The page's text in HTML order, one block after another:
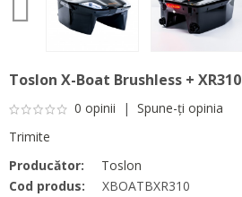
Toslon X-Boat Brushless + XR310
0 opinii | Spune-ţi opinia
Trimite
Producător:
Toslon
Cod produs:
XBOATBXR310